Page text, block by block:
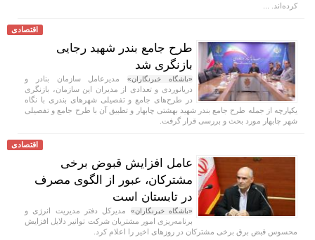
کرده‌اند. ...
اقتصادی
طرح جامع بندر شهید رجایی
بازنگری شد
«باشگاه خبرنگاران»مدیرعامل سازمان بنادر و
دریانوردی و تعدادی از مدیران این سازمان، بازنگری
در طرح‌های جامع و تفصیلی شهر‌های بندری با نگاه
یکپارچه از جمله طرح جامع بندر شهید بهشتی چابهار و تطبیق آن با طرح جامع و تفصیلی
شهر چابهار مورد بحث و بررسی قرار گرفت.
اقتصادی
عامل افزایش قبوض برخی
مشترکان، عبور از الگوی مصرف
در تابستان است
«باشگاه خبرنگاران» مدیرکل دفتر مدیریت انرژی و
برنامه‌ریزی امور مشتریان شرکت توانیر دلایل افزایش
محسوس قبض برق برخی مشترکان در روزهای اخیر را اعلام کرد.